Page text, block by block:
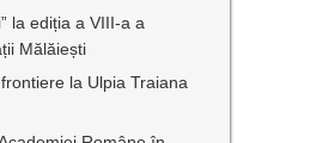
la ediția a VIII-a a
Mălăiești
la Ulpia Traiana